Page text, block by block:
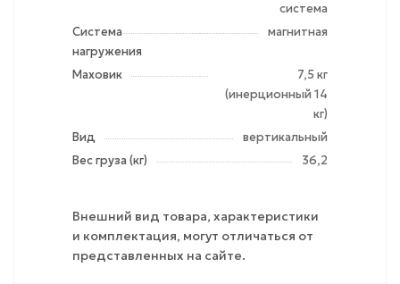
система
Система
нагружения
магнитная
Маховик
7,5 кг
(инерционный 14
кг)
Вид
вертикальный
Вес груза (кг)
36,2
Внешний вид товара, характеристики
и комплектация, могут отличаться от
представленных на сайте.